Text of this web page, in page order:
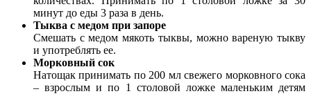
минут до еды 3 раза в день.
Тыква с медом при запоре
Смешать с медом мякоть тыквы, можно вареную тыкву
и употреблять ее.
Морковный сок
Натощак принимать по 200 мл свежего морковного сока
– взрослым и по 1 столовой ложке маленьким детям